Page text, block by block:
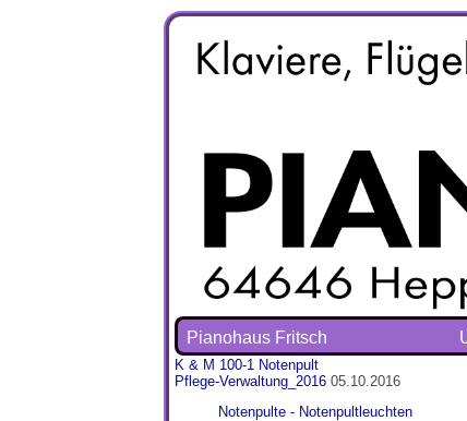
Pianohaus Fritsch
K & M 100-1 Notenpult
Pflege-Verwaltung_2016 05.10.2016
Notenpulte - Notenpultleuchten